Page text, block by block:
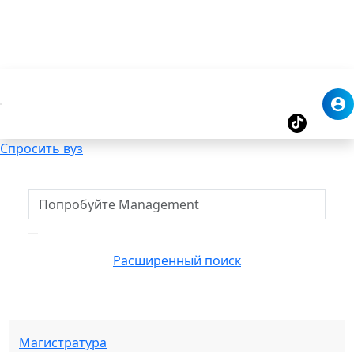
Спросить вуз
Расширенный поиск
Магистратура